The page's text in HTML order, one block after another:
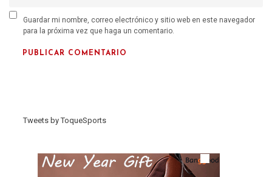
Guardar mi nombre, correo electrónico y sitio web en este navegador
para la próxima vez que haga un comentario.
Tweets by ToqueSports